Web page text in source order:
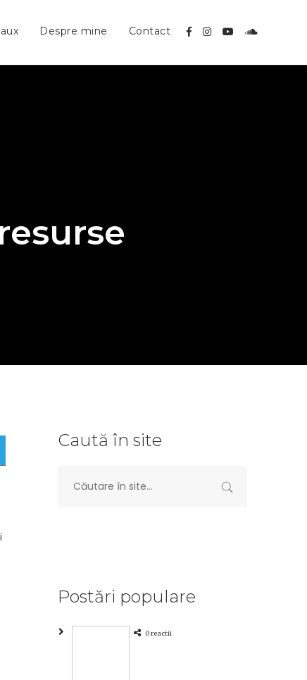
Despre mine Contact
Caută în site
Postări populare
0 reactii